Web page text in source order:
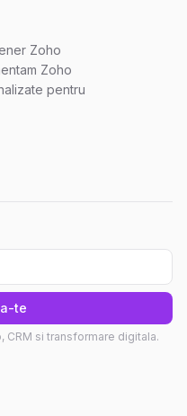
Zoho
Zoho
pentru
te
si transformare digitala.